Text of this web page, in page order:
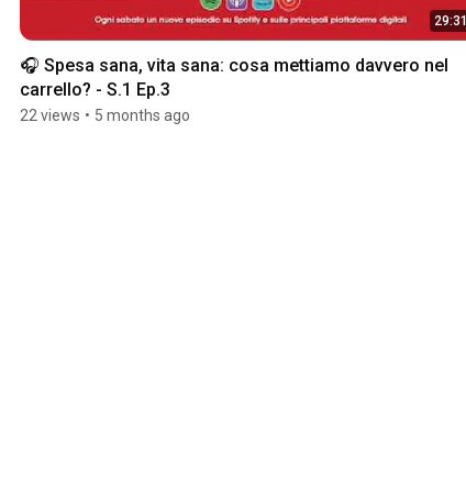
29:31
🎧 Spesa sana, vita sana: cosa mettiamo davvero nel
carrello? - S.1 Ep.3
22 views • 5 months ago